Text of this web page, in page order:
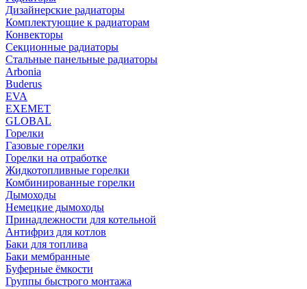
Дизайнерские радиаторы
Комплектующие к радиаторам
Конвекторы
Секционные радиаторы
Стальные панельные радиаторы
Arbonia
Buderus
EVA
EXEMET
GLOBAL
Горелки
Газовые горелки
Горелки на отработке
Жидкотопливные горелки
Комбинированные горелки
Дымоходы
Немецкие дымоходы
Принадлежности для котельной
Антифриз для котлов
Баки для топлива
Баки мембранные
Буферные ёмкости
Группы быстрого монтажа